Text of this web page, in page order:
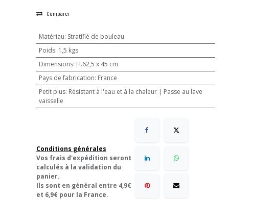
Comparer
Matériau: Stratifié de bouleau
Poids: 1,5 kgs
Dimensions: H.62,5 x 45 cm
Pays de fabrication: France
Petit plus: Résistant à l'eau et à la chaleur | Passe au lave
vaisselle
Conditions générales
Vos frais d'expédition seront
calculés à la validation du
panier.
Ils sont en général entre 4,9€
et 6,9€ pour la France.